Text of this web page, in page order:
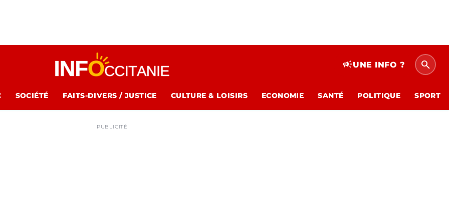
campaignUNE INFO ? search
SOCIÉTÉ FAITS-DIVERS / JUSTICE CULTURE & LOISIRS ECONOMIE SANTÉ POLITIQUE SPORT
PUBLICITÉ